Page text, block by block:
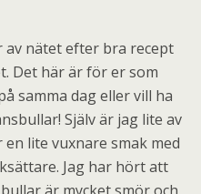
av nätet efter bra recept
Det här är för er som
samma dag eller vill ha
Själv är jag lite av
lite vuxnare smak med
Jag har hört att